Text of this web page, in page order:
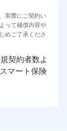
実際にご契約い
って補償内容や
めご了承くださ
契約者数よ
マート保険